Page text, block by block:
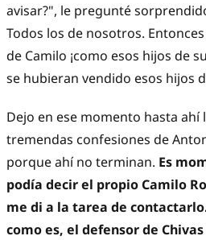
avisar?", le pregunté
Todos los de nosotros.
de Camilo ¡como esos hijos de
se hubieran vendido esos hijos
Dejo en ese momento hasta ahí
tremendas confesiones de
porque ahí no terminan. Es
podía decir el propio Camilo
me di a la tarea de
como es, el defensor de